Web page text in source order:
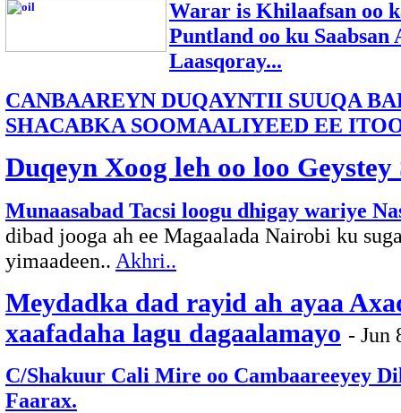
Warar is Khilaafsan oo
Puntland oo ku
Laasqoray...
CANBAAREYN DUQAYNTII SUUQA
SHACABKA SOOMAALIYEED EE
Duqeyn Xoog leh oo loo
Munaasabad Tacsi loogu dhigay wariye
dibad jooga ah ee Magaalada Nairobi ku
yimaadeen.. Akhri..
Meydadka dad rayid ah ayaa
xaafadaha lagu dagaalamayo - Jun
C/Shakuur Cali Mire oo Cambaareeyey
Faarax.